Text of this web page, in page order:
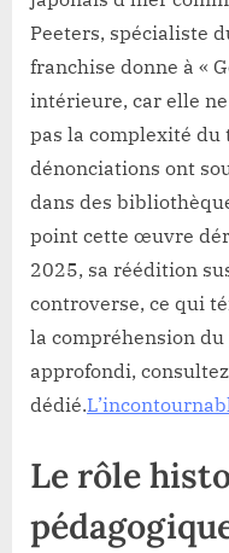
Peeters, spécialiste
franchise donne à «
intérieure, car elle
pas la complexité du
dénonciations ont
dans des
point cette œuvre
2025, sa réédition
controverse, ce qui
la compréhension
approfondi,
dédié.
Le rôle